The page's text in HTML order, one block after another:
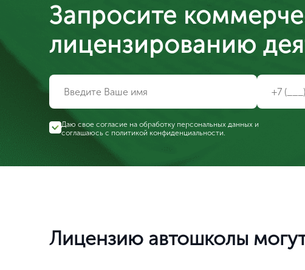
Запросите
лицензированию
Даю свое согласие на обработку персональных данных и
соглашаюсь с политикой конфиденциальности.
Лицензию автошколы